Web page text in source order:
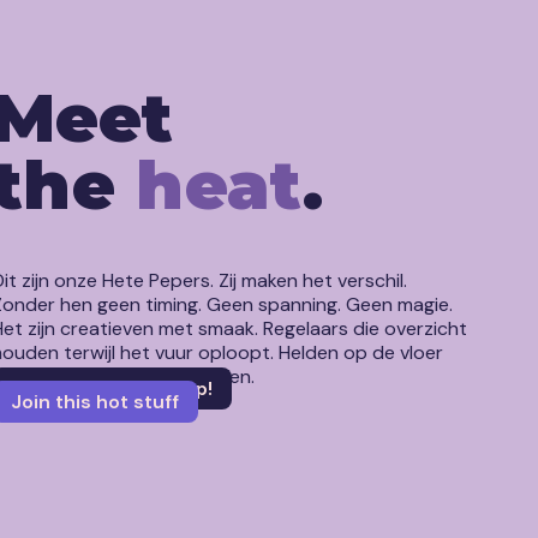
heat.
zijn onze Hete Pepers. Zij maken het verschil.
hen geen timing. Geen spanning. Geen magie.
zijn creatieven met smaak. Regelaars die overzicht
terwijl het vuur oploopt. Helden op de vloer
timing tot kunst verheffen.
Let's spice things up!
Join this hot stuff